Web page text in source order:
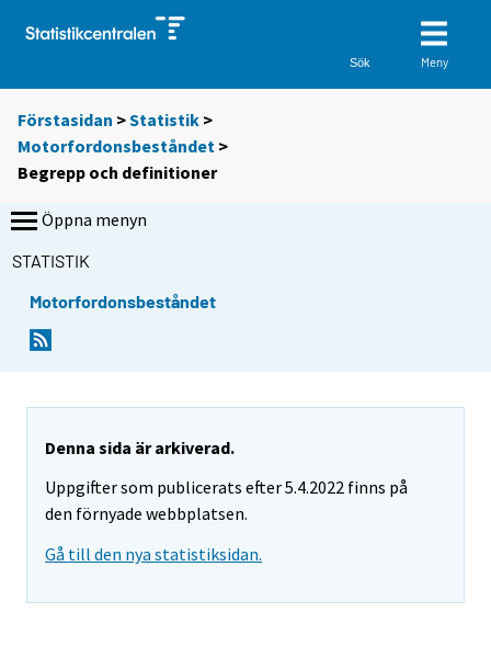
Sök Meny
Förstasidan >Statistik >
Motorfordonsbeståndet >
Begrepp och definitioner
Öppna menyn
STATISTIK
Motorfordonsbeståndet
Denna sida är arkiverad.
Uppgifter som publicerats efter 5.4.2022 finns på
den förnyade webbplatsen.
Gå till den nya statistiksidan.